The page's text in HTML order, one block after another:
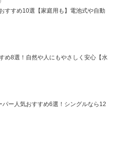
すすめ10選【家庭用も】電池式や自動
め8選！自然や人にもやさしく安心【水
ー人気おすすめ6選！シングルなら12